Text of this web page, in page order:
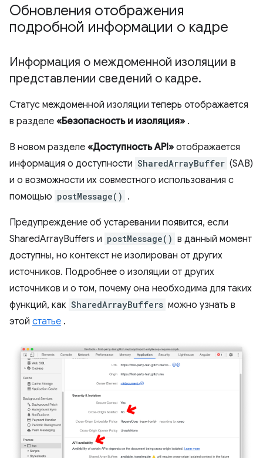
Обновления отображения
подробной информации о кадре
Информация о междоменной изоляции в
представлении сведений о кадре.
Статус междоменной изоляции теперь отображается
в разделе «Безопасность и изоляция» .
В новом разделе «Доступность API» отображается
информация о доступности SharedArrayBuffer (SAB)
и о возможности их совместного использования с
помощью postMessage() .
Предупреждение об устаревании появится, если
SharedArrayBuffers и postMessage() в данный момент
доступны, но контекст не изолирован от других
источников. Подробнее о изоляции от других
источников и о том, почему она необходима для таких
функций, как SharedArrayBuffers можно узнать в
этой статье .